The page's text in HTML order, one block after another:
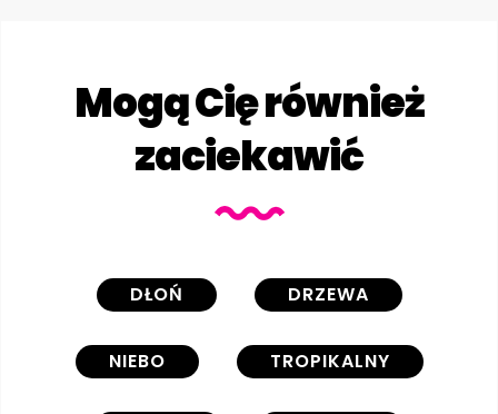
Mogą Cię również
zaciekawić
DŁOŃ DRZEWA
NIEBO TROPIKALNY